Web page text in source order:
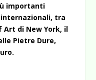
importanti
tra
di New York, il
Pietre Dure,